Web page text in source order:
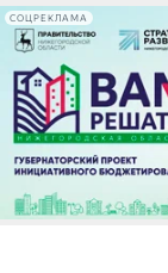
СОЦРЕКЛАМА